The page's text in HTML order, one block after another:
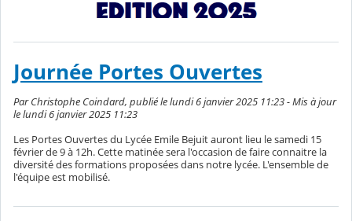
Journée Portes Ouvertes
Par Christophe Coindard, publié le lundi 6 janvier 2025 11:23 - Mis à jour
le lundi 6 janvier 2025 11:23
Les Portes Ouvertes du Lycée Emile Bejuit auront lieu le samedi 15
février de 9 à 12h. Cette matinée sera l'occasion de faire connaitre la
diversité des formations proposées dans notre lycée. L'ensemble de
l'équipe est mobilisé.